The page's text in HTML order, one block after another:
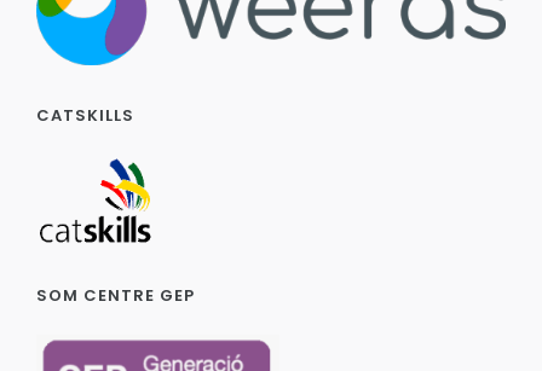
CATSKILLS
SOM CENTRE GEP